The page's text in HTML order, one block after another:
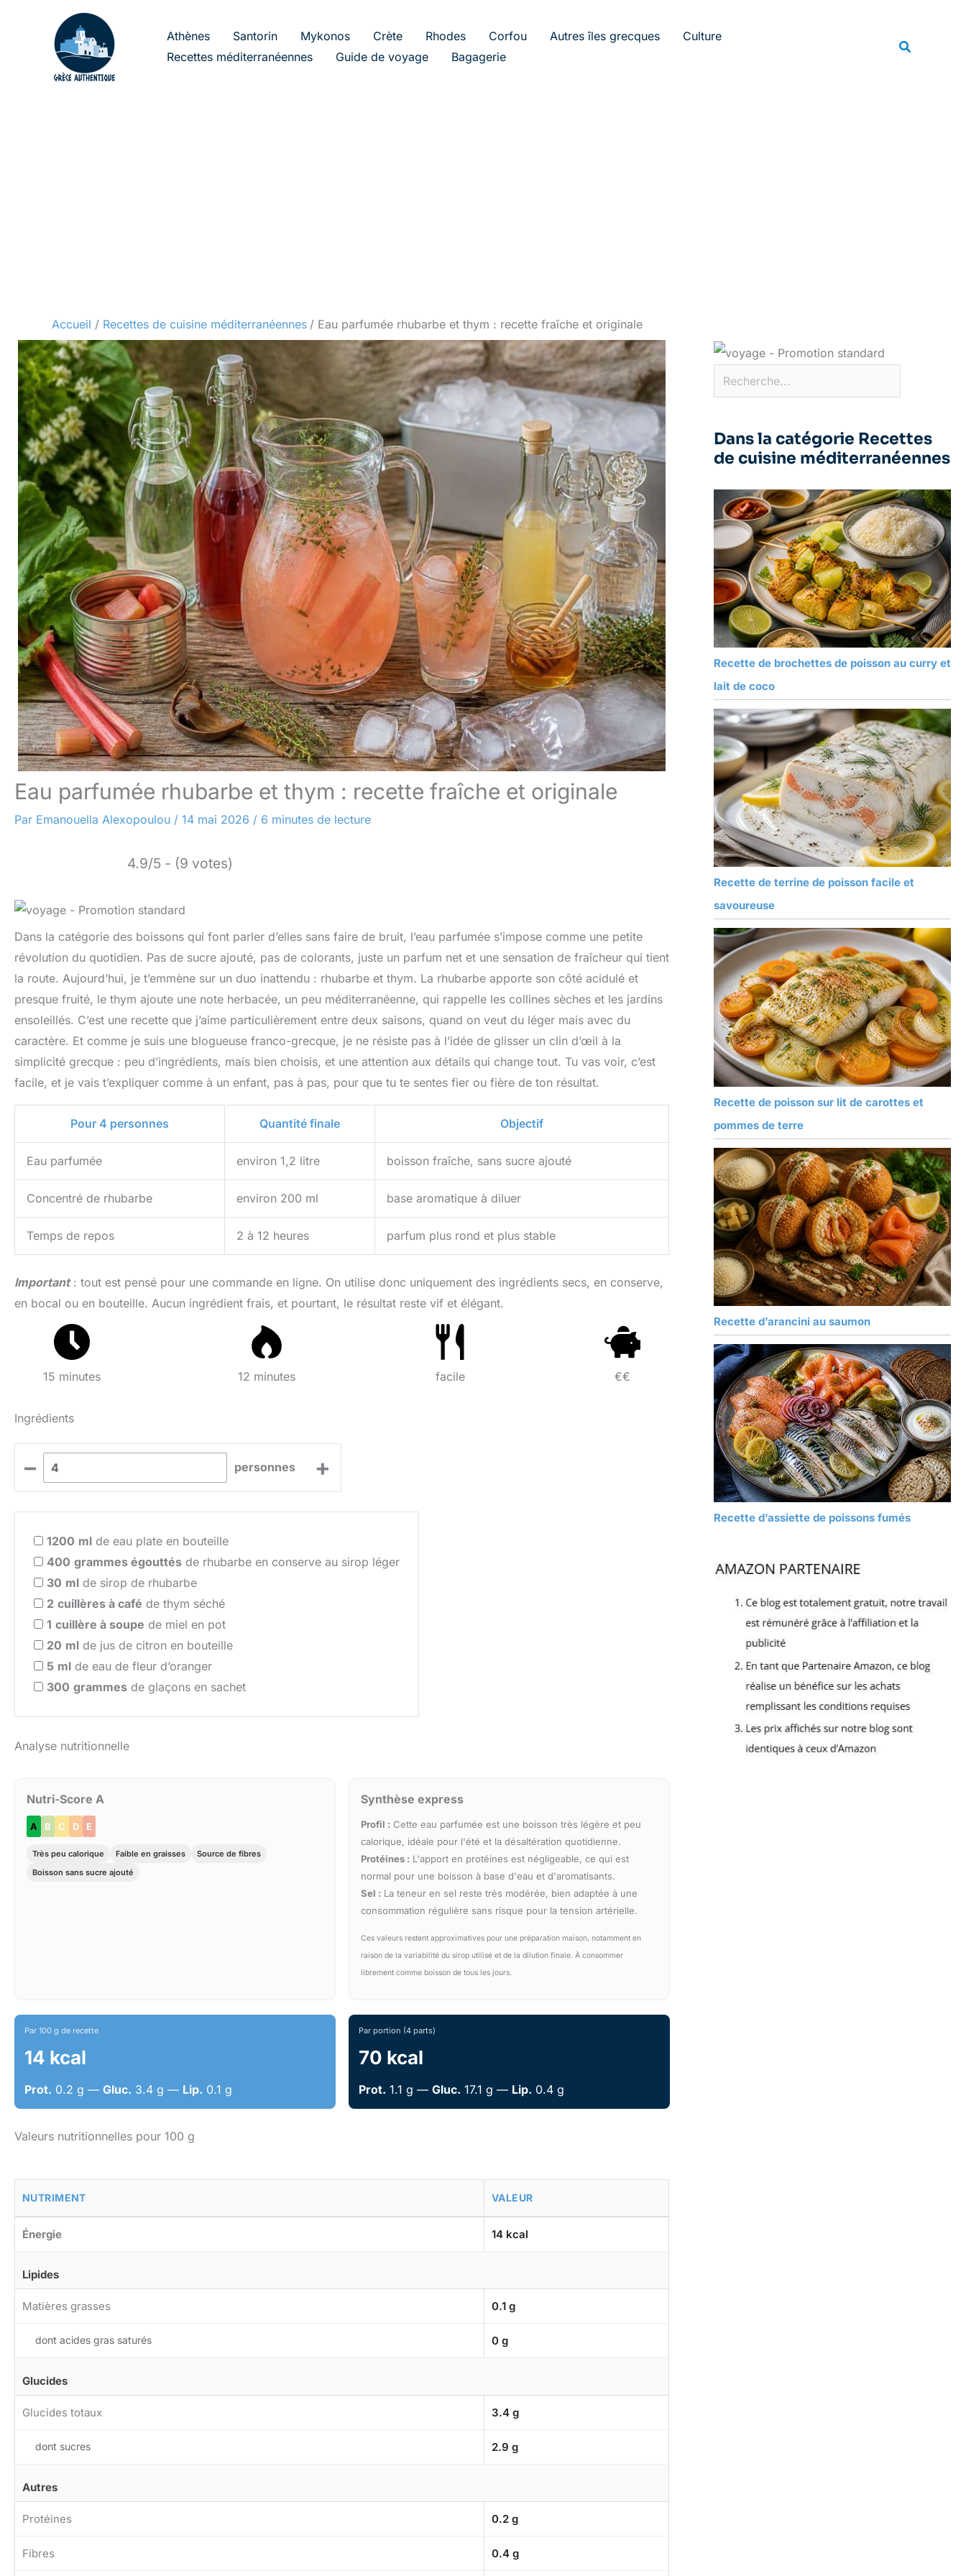
Athènes Santorin Mykonos Crète Rhodes Corfou Autres îles grecques
Culture
Recettes méditerranéennes
Guide de voyage Bagagerie
Accueil Recettes de cuisine méditerranéennes Eau parfumée rhubarbe et thym : recette fraîche et originale
Eau parfumée rhubarbe et thym : recette fraîche et originale
Par Emanouella Alexopoulou / 14 mai 2026 / 6 minutes de lecture
4.9/5 - (9 votes)
Dans la catégorie des boissons qui font parler d’elles sans faire de bruit, l’eau parfumée s’impose comme une petite
révolution du quotidien. Pas de sucre ajouté, pas de colorants, juste un parfum net et une sensation de fraîcheur qui tient
la route. Aujourd’hui, je t’emmène sur un duo inattendu : rhubarbe et thym. La rhubarbe apporte son côté acidulé et
presque fruité, le thym ajoute une note herbacée, un peu méditerranéenne, qui rappelle les collines sèches et les jardins
ensoleillés. C’est une recette que j’aime particulièrement entre deux saisons, quand on veut du léger mais avec du
caractère. Et comme je suis une blogueuse franco-grecque, je ne résiste pas à l’idée de glisser un clin d’œil à la
simplicité grecque : peu d’ingrédients, mais bien choisis, et une attention aux détails qui change tout. Tu vas voir, c’est
facile, et je vais t’expliquer comme à un enfant, pas à pas, pour que tu te sentes fier ou fière de ton résultat.
Pour 4 personnes Quantité finale Objectif
Eau parfumée environ 1,2 litre boisson fraîche, sans sucre ajouté
Concentré de rhubarbe environ 200 ml base aromatique à diluer
Temps de repos 2 à 12 heures parfum plus rond et plus stable
Important: tout est pensé pour une commande en ligne. On utilise donc uniquement des ingrédients secs, en conserve,
en bocal ou en bouteille. Aucun ingrédient frais, et pourtant, le résultat reste vif et élégant.
15 minutes 12 minutes facile €€
Ingrédients
– personnes +
1200 ml de eau plate en bouteille
400 grammes égouttés de rhubarbe en conserve au sirop léger
30 ml de sirop de rhubarbe
2 cuillères à café de thym séché
1 cuillère à soupe de miel en pot
20 ml de jus de citron en bouteille
5 ml de eau de fleur d’oranger
300 grammes de glaçons en sachet
Analyse nutritionnelle
Nutri-Score A
A B C D E
Très peu calorique Faible en graisses
Source de fibres
Boisson sans sucre ajouté
Synthèse express
Profil : Cette eau parfumée est une boisson très légère et peu
calorique, idéale pour l'été et la désaltération quotidienne.
Protéines : L'apport en protéines est négligeable, ce qui est
normal pour une boisson à base d'eau et d'aromatisants.
Sel : La teneur en sel reste très modérée, bien adaptée à une
consommation régulière sans risque pour la tension artérielle.
Ces valeurs restent approximatives pour une préparation maison, notamment en
raison de la variabilité du sirop utilisé et de la dilution finale. À consommer
librement comme boisson de tous les jours.
Par 100 g de recette
14 kcal
Prot. 0.2 g — Gluc. 3.4 g — Lip. 0.1 g
Par portion (4 parts)
70 kcal
Prot. 1.1 g —Gluc. 17.1 g — Lip. 0.4 g
Valeurs nutritionnelles pour 100 g
NUTRIMENT VALEUR
Énergie 14 kcal
Lipides
Matières grasses 0.1 g
dont acides gras saturés 0 g
Glucides
Glucides totaux 3.4 g
dont sucres 2.9 g
Autres
Protéines 0.2 g
Fibres 0.4 g
Dans la catégorie Recettes
de cuisine méditerranéennes
Recette de brochettes de poisson au curry et
lait de coco
Recette de terrine de poisson facile et
savoureuse
Recette de poisson sur lit de carottes et
pommes de terre
Recette d’arancini au saumon
Recette d’assiette de poissons fumés